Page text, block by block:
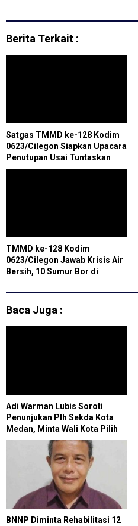
Berita Terkait :
Satgas TMMD ke-128 Kodim
0623/Cilegon Siapkan Upacara
Penutupan Usai Tuntaskan
Seluruh Sasaran Program
TMMD ke-128 Kodim
0623/Cilegon Jawab Krisis Air
Bersih, 10 Sumur Bor di
Baca Juga :
Adi Warman Lubis Soroti
Penunjukan Plh Sekda Kota
Medan, Minta Wali Kota Pilih
Figur yang Tepat
BNNP Diminta Rehabilitasi 12